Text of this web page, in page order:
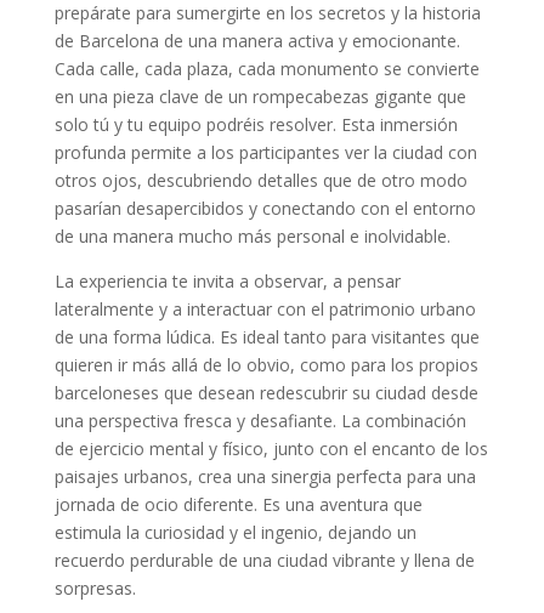
prepárate para sumergirte en los secretos y la historia
de Barcelona de una manera activa y emocionante.
Cada calle, cada plaza, cada monumento se convierte
en una pieza clave de un rompecabezas gigante que
solo tú y tu equipo podréis resolver. Esta inmersión
profunda permite a los participantes ver la ciudad con
otros ojos, descubriendo detalles que de otro modo
pasarían desapercibidos y conectando con el entorno
de una manera mucho más personal e inolvidable.
La experiencia te invita a observar, a pensar
lateralmente y a interactuar con el patrimonio urbano
de una forma lúdica. Es ideal tanto para visitantes que
quieren ir más allá de lo obvio, como para los propios
barceloneses que desean redescubrir su ciudad desde
una perspectiva fresca y desafiante. La combinación
de ejercicio mental y físico, junto con el encanto de los
paisajes urbanos, crea una sinergia perfecta para una
jornada de ocio diferente. Es una aventura que
estimula la curiosidad y el ingenio, dejando un
recuerdo perdurable de una ciudad vibrante y llena de
sorpresas.